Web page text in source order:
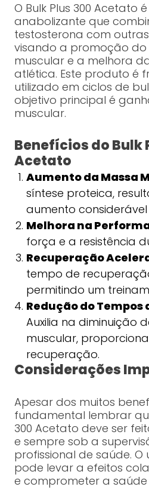
O Bulk Plus 300 Acetato
anabolizante que
testosterona com
visando a promoção do
muscular e a melhora
atlética. Este produto é
utilizado em ciclos de
objetivo principal é
muscular.
Benefícios do Bulk
Acetato
Aumento da Massa
síntese proteica,
aumento
Melhora na
força e a resistência
Recuperação
tempo de
permitindo um
Redução do Tempos
Auxilia na diminuição
muscular,
recuperação.
Considerações
Apesar dos muitos
fundamental lembrar
300 Acetato deve ser
e sempre sob a
profissional de saúde. O
pode levar a efeitos
e comprometer a saúde